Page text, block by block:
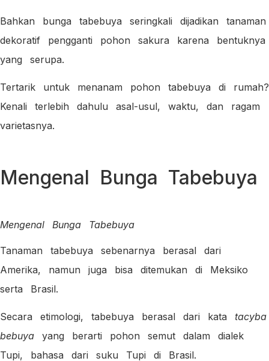
Bahkan bunga tabebuya seringkali dijadikan tanaman
dekoratif pengganti pohon sakura karena bentuknya
yang serupa.
Tertarik untuk menanam pohon tabebuya di rumah?
Kenali terlebih dahulu asal-usul, waktu, dan ragam
varietasnya.
Mengenal Bunga Tabebuya
Mengenal Bunga Tabebuya
Tanaman tabebuya sebenarnya berasal dari
Amerika, namun juga bisa ditemukan di Meksiko
serta Brasil.
Secara etimologi, tabebuya berasal dari kata tacyba
bebuya yang berarti pohon semut dalam dialek
Tupi, bahasa dari suku Tupi di Brasil.